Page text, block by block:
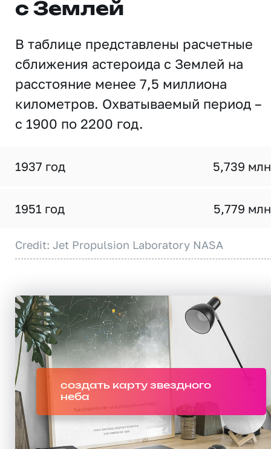
с Землей
В таблице представлены расчетные
сближения астероида с Землей на
расстояние менее 7,5 миллиона
километров. Охватываемый период –
с 1900 по 2200 год.
1937 год 5,739
1951 год 5,779
Credit: Jet Propulsion Laboratory NASA
создать карту звездного
неба